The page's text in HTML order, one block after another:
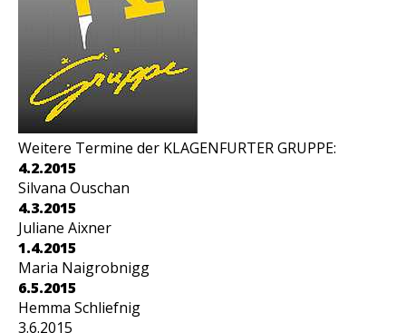
Weitere Termine der KLAGENFURTER GRUPPE:
4.2.2015
Silvana Ouschan
4.3.2015
Juliane Aixner
1.4.2015
Maria Naigrobnigg
6.5.2015
Hemma Schliefnig
3.6.2015